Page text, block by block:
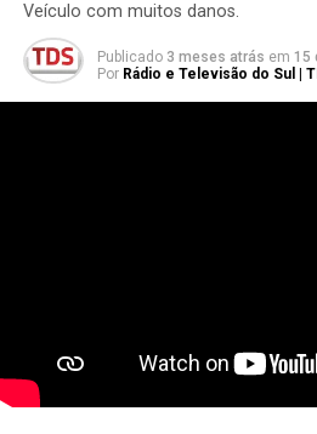
Veículo com muitos danos.
Publicado 3 meses atrás em 15
Por Rádio e Televisão do Sul |